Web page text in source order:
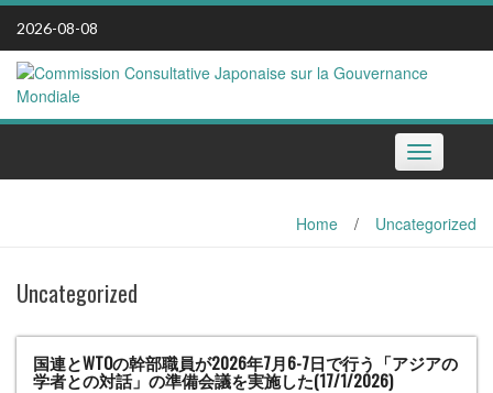
Skip
content
2026-08-08
Toggle
navigation
Home / Uncategorized
Uncategorized
国連とWTOの幹部職員が2026年7月6-7日で行う「アジアの
学者との対話」の準備会議を実施した(17/1/2026)